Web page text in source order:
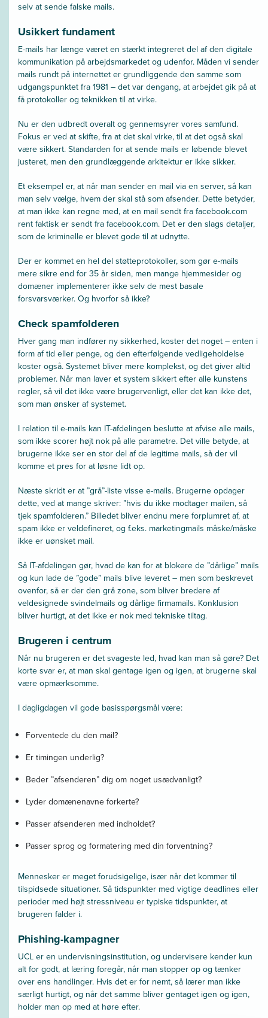
selv at sende falske mails.
Usikkert fundament
E-mails har længe været en stærkt integreret del af den digitale
kommunikation på arbejdsmarkedet og udenfor. Måden vi sender
mails rundt på internettet er grundliggende den samme som
udgangspunktet fra 1981 – det var dengang, at arbejdet gik på at
få protokoller og teknikken til at virke.
Nu er den udbredt overalt og gennemsyrer vores samfund.
Fokus er ved at skifte, fra at det skal virke, til at det også skal
være sikkert. Standarden for at sende mails er løbende blevet
justeret, men den grundlæggende arkitektur er ikke sikker.
Et eksempel er, at når man sender en mail via en server, så kan
man selv vælge, hvem der skal stå som afsender. Dette betyder,
at man ikke kan regne med, at en mail sendt fra facebook.com
rent faktisk er sendt fra facebook.com. Det er den slags detaljer,
som de kriminelle er blevet gode til at udnytte.
Der er kommet en hel del støtteprotokoller, som gør e-mails
mere sikre end for 35 år siden, men mange hjemmesider og
domæner implementerer ikke selv de mest basale
forsvarsværker. Og hvorfor så ikke?
Check spamfolderen
Hver gang man indfører ny sikkerhed, koster det noget – enten i
form af tid eller penge, og den efterfølgende vedligeholdelse
koster også. Systemet bliver mere komplekst, og det giver altid
problemer. Når man laver et system sikkert efter alle kunstens
regler, så vil det ikke være brugervenligt, eller det kan ikke det,
som man ønsker af systemet.
I relation til e-mails kan IT-afdelingen beslutte at afvise alle mails,
som ikke scorer højt nok på alle parametre. Det ville betyde, at
brugerne ikke ser en stor del af de legitime mails, så der vil
komme et pres for at løsne lidt op.
Næste skridt er at ”grå”-liste visse e-mails. Brugerne opdager
dette, ved at mange skriver: ”hvis du ikke modtager mailen, så
tjek spamfolderen.” Billedet bliver endnu mere forplumret af, at
spam ikke er veldefineret, og f.eks. marketingmails måske/måske
ikke er uønsket mail.
Så IT-afdelingen gør, hvad de kan for at blokere de ”dårlige” mails
og kun lade de ”gode” mails blive leveret – men som beskrevet
ovenfor, så er der den grå zone, som bliver bredere af
veldesignede svindelmails og dårlige firmamails. Konklusion
bliver hurtigt, at det ikke er nok med tekniske tiltag.
Brugeren i centrum
Når nu brugeren er det svageste led, hvad kan man så gøre? Det
korte svar er, at man skal gentage igen og igen, at brugerne skal
være opmærksomme.
I dagligdagen vil gode basisspørgsmål være:
Forventede du den mail?
Er timingen underlig?
Beder ”afsenderen” dig om noget usædvanligt?
Lyder domænenavne forkerte?
Passer afsenderen med indholdet?
Passer sprog og formatering med din forventning?
Mennesker er meget forudsigelige, især når det kommer til
tilspidsede situationer. Så tidspunkter med vigtige deadlines eller
perioder med højt stressniveau er typiske tidspunkter, at
brugeren falder i.
Phishing-kampagner
UCL er en undervisningsinstitution, og undervisere kender kun
alt for godt, at læring foregår, når man stopper op og tænker
over ens handlinger. Hvis det er for nemt, så lærer man ikke
særligt hurtigt, og når det samme bliver gentaget igen og igen,
holder man op med at høre efter.